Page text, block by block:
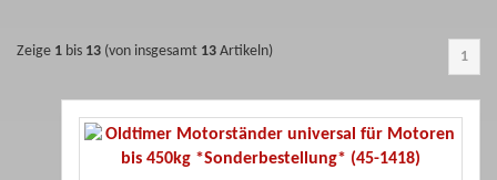
Zeige 1 bis 13 (von insgesamt 13 Artikeln) 1